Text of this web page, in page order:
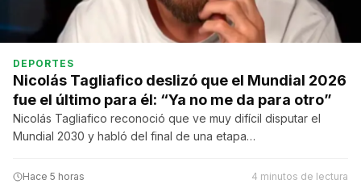
DEPORTES
Nicolás Tagliafico deslizó que el Mundial 2026
fue el último para él: “Ya no me da para otro”
Nicolás Tagliafico reconoció que ve muy difícil disputar el
Mundial 2030 y habló del final de una etapa…
Hace 5 horas 4 minutos de lectura